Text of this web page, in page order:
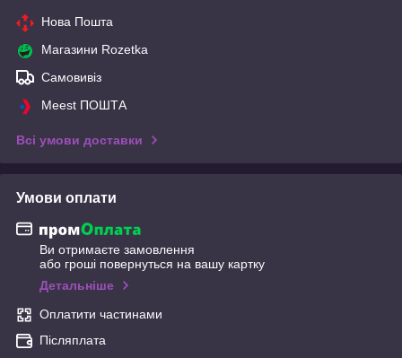
Нова Пошта
Магазини Rozetka
Самовивіз
Meest ПОШТА
Всі умови доставки
Умови оплати
Ви отримаєте замовлення
або гроші повернуться на вашу картку
Детальніше
Оплатити частинами
Післяплата